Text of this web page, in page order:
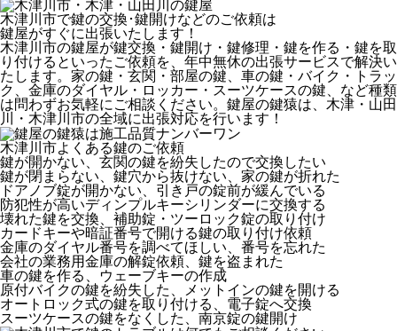
木津川市で鍵の交換･鍵開けなどのご依頼は
鍵屋がすぐに出張いたします！
木津川市の鍵屋が鍵交換・鍵開け・鍵修理・鍵を作る・鍵を取
り付けるといったご依頼を、年中無休の出張サービスで解決い
たします。家の鍵・玄関・部屋の鍵、車の鍵・バイク・トラッ
ク、金庫のダイヤル・ロッカー・スーツケースの鍵、など種類
は問わずお気軽にご相談ください。鍵屋の鍵猿は、木津・山田
川・木津川市の全域に出張対応を行います！
木津川市よくある鍵のご依頼
鍵が開かない、玄関の鍵を紛失したので交換したい
鍵が閉まらない、鍵穴から抜けない、家の鍵が折れた
ドアノブ錠が開かない、引き戸の錠前が緩んでいる
防犯性が高いディンプルキーシリンダーに交換する
壊れた鍵を交換、補助錠・ツーロック錠の取り付け
カードキーや暗証番号で開ける鍵の取り付け依頼
金庫のダイヤル番号を調べてほしい、番号を忘れた
会社の業務用金庫の解錠依頼、鍵を盗まれた
車の鍵を作る、ウェーブキーの作成
原付バイクの鍵を紛失した、メットインの鍵を開ける
オートロック式の鍵を取り付ける、電子錠へ交換
スーツケースの鍵をなくした、南京錠の鍵開け